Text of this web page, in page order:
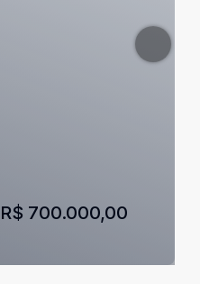
R$ 700.000,00